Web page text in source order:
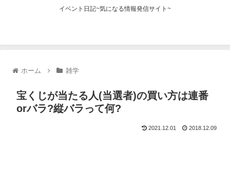
イベント日記~気になる情報発信サイト~
ホーム 雑学
宝くじが当たる人(当選者)の買い方は連番
orバラ?縦バラって何?
2021.12.01 2018.12.09